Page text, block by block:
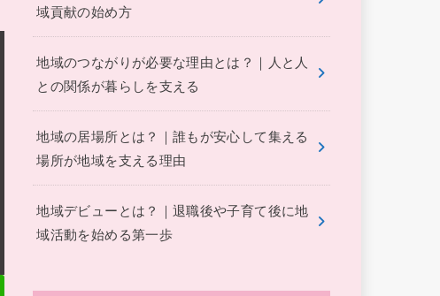
域貢献の始め方
地域のつながりが必要な理由とは？｜人と人
との関係が暮らしを支える
地域の居場所とは？｜誰もが安心して集える
場所が地域を支える理由
地域デビューとは？｜退職後や子育て後に地
域活動を始める第一歩